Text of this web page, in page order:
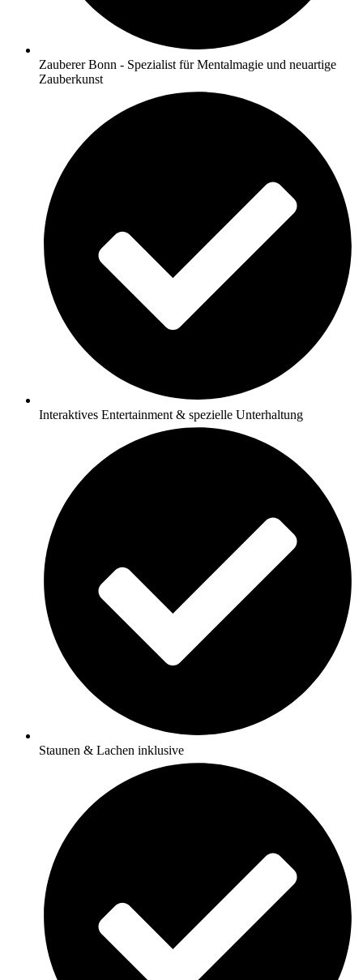
Zauberer Bonn - Spezialist für Mentalmagie und neuartige
Zauberkunst
Interaktives Entertainment & spezielle Unterhaltung
Staunen & Lachen inklusive